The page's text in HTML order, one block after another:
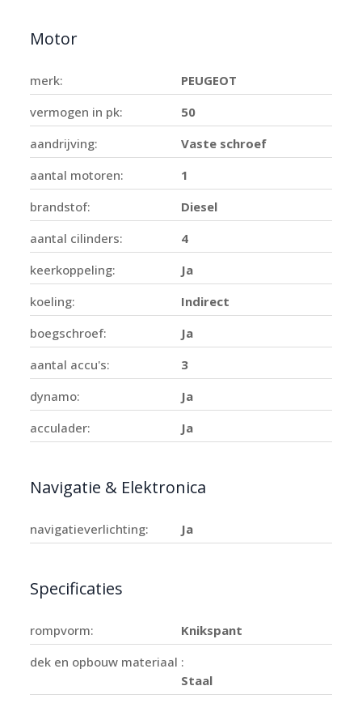
Motor
merk:
PEUGEOT
vermogen in pk:
50
aandrijving:
Vaste schroef
aantal motoren:
1
brandstof:
Diesel
aantal cilinders:
4
keerkoppeling:
Ja
koeling:
Indirect
boegschroef:
Ja
aantal accu's:
3
dynamo:
Ja
acculader:
Ja
Navigatie & Elektronica
navigatieverlichting: Ja
Specificaties
rompvorm:
Knikspant
dek en opbouw materiaal :
Staal